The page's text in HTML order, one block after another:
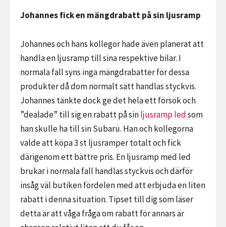
Johannes fick en mängdrabatt på sin ljusramp
Johannes och hans kollegor hade även planerat att
handla en ljusramp till sina respektive bilar. I
normala fall syns inga mängdrabatter för dessa
produkter då dom normalt sätt handlas styckvis.
Johannes tänkte dock ge det hela ett försök och
”dealade” till sig en rabatt på sinljusramp ledsom
han skulle ha till sin Subaru. Han och kollegorna
valde att köpa 3 st ljusramper totalt och fick
därigenom ett bättre pris. En ljusramp med led
brukar i normala fall handlas styckvis och därför
insåg väl butiken fördelen med att erbjuda en liten
rabatt i denna situation. Tipset till dig som läser
detta är att våga fråga om rabatt för annars är